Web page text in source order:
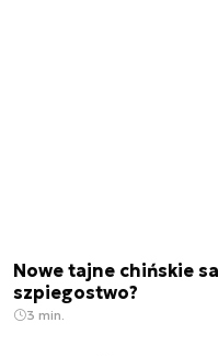
Nowe tajne chińskie
szpiegostwo?
3 min.